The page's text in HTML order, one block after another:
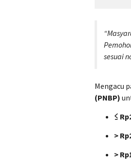
sesuai
Mengacu
(PNBP)
≤
>
>